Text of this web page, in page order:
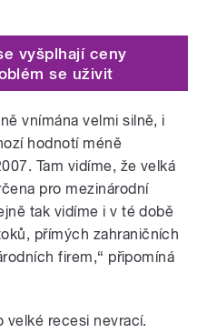
vyšplhají ceny
se uživit
vnímána velmi silně, i
hodnotí méně
Tam vidíme, že velká
pro mezinárodní
tak vidíme i v té době
přímých zahraničních
firem,“ připomíná
velké recesi nevrací.